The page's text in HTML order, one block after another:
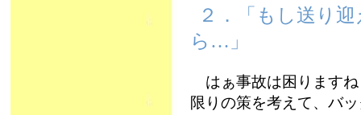
２．「もし送り
ら…」
はぁ事故は困りますね
限りの策を考えて、バ